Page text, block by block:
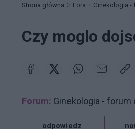
Strona główna Fora Ginekologia -
Czy moglo
Forum: Ginekologia -
odpowiedz